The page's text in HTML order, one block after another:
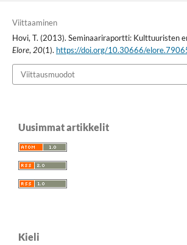
Viittaaminen
Hovi, T. (2013). Seminaariraportti: Kulttuuristen
Elore, 20(1). https://doi.org/10.30666/
Viittausmuodot
Uusimmat artikkelit
Kieli